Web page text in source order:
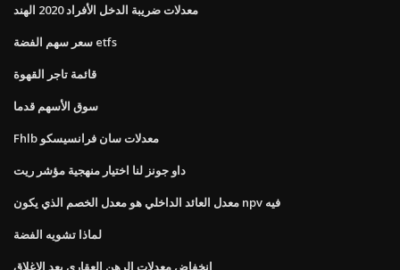
معدلات ضريبة الدخل الأفراد 2020 الهند
سعر سهم الفضة etfs
قائمة تاجر القهوة
سوق الأسهم قدما
Fhlb معدلات سان فرانسيسكو
داو جونز لنا اختيار منهجية مؤشر ريت
معدل العائد الداخلي هو معدل الخصم الذي يكون npv فيه
لماذا تشويه الفضة
انخفاض معدلات الرهن العقاري بعد الإغلاق